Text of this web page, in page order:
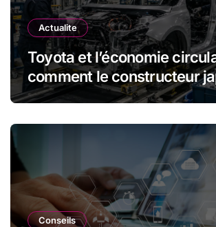
Actualite
Toyota et l’économie
comment le constructeur
réduit les déchets et
Conseils